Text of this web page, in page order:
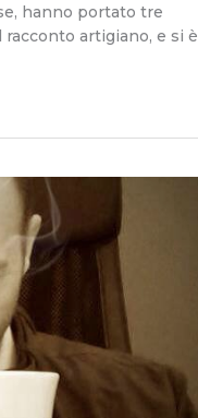
hanno portato tre
artigiano, e si è